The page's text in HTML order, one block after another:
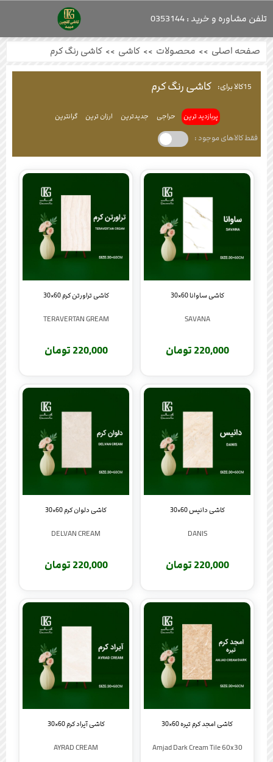
صفحه اصلی >> محصولات >> کاشی >> کاشی رنگ کرم
15کالا برای: کاشی رنگ کرم
پربازدید ترین حراجی جدیدترین ارزان ترین گرانترین
فقط کالاهای موجود :
کاشی ساوانا 60×30
SAVANA
220,000 تومان
کاشی تراورتن کرم 60×30
TERAVERTAN GREAM
220,000 تومان
کاشی دانیس 60×30
DANIS
220,000 تومان
کاشی دلوان کرم 60×30
DELVAN CREAM
220,000 تومان
کاشی امجد کرم تیره 60×30
Amjad Dark Cream Tile 60x30
کاشی آیراد کرم 60×30
AYRAD CREAM
تلفن مشاوره و خرید : 0353144